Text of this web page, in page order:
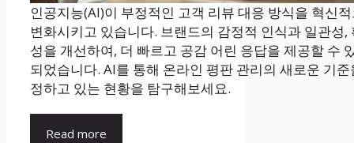
인공지능(AI)이 부정적인 고객 리뷰 대응 방식을 혁신
변화시키고 있습니다. 브랜드의 감정적 인식과 일관성,
성을 개선하여, 더 빠르고 공감 어린 응답을 제공할 수
되었습니다. AI를 통해 온라인 평판 관리의 새로운 기준
정하고 있는 현황을 탐구해보세요.
Read more